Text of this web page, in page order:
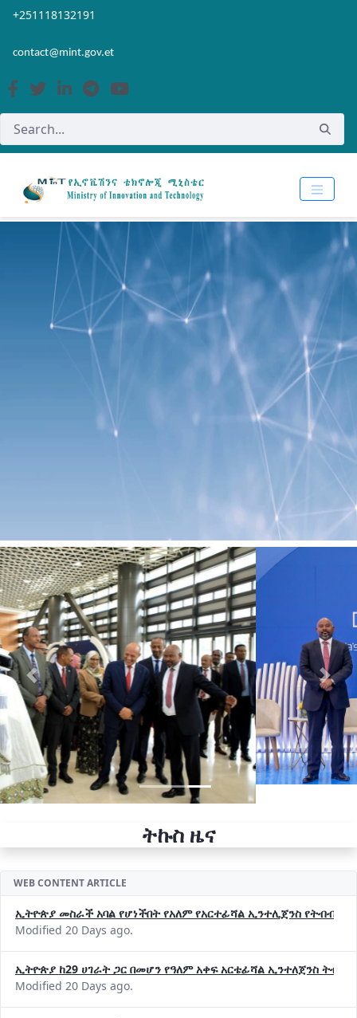
Skip to Main Content
Open Accessibility Menu
+251118132191
contact@mint.gov.et
Previous Next
ኢትዮጵያ መስራች አባል የሆነችበት የአለም የአርተፊሻል ኢንተሊጀንስ የትብብር
Modified 20 Days ago.
ኢትዮጵያ ከ29 ሀገራት ጋር በመሆን የዓለም አቀፍ አርቴፊሻል ኢንተለጀንስ
Modified 20 Days ago.
የተባበሩት አረብ ኤምሬቶች ሚኒስትር የኢትዮጵያን ዲጂታል ስኬት አድንቀዋል